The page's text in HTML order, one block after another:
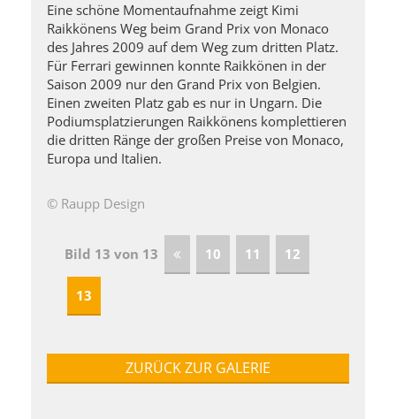
Eine schöne Momentaufnahme zeigt Kimi
Raikkönens Weg beim Grand Prix von Monaco
des Jahres 2009 auf dem Weg zum dritten Platz.
Für Ferrari gewinnen konnte Raikkönen in der
Saison 2009 nur den Grand Prix von Belgien.
Einen zweiten Platz gab es nur in Ungarn. Die
Podiumsplatzierungen Raikkönens komplettieren
die dritten Ränge der großen Preise von Monaco,
Europa und Italien.
© Raupp Design
Bild 13 von 13 10 11 12
13
ZURÜCK ZUR GALERIE